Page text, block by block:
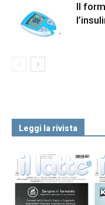
Il
Leggi la rivista